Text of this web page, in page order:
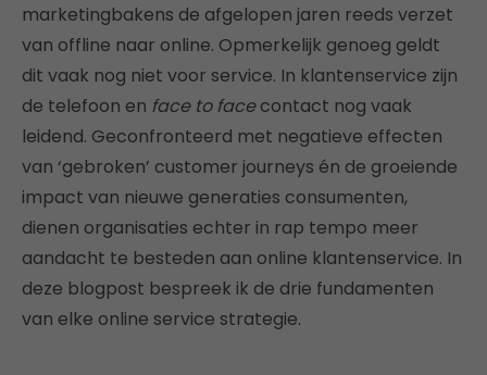
marketingbakens de afgelopen jaren reeds verzet
van offline naar online. Opmerkelijk genoeg geldt
dit vaak nog niet voor service. In klantenservice zijn
de telefoon en face to facecontact nog vaak
leidend. Geconfronteerd met negatieve effecten
van ‘gebroken’ customer journeys én de groeiende
impact van nieuwe generaties consumenten,
dienen organisaties echter in rap tempo meer
aandacht te besteden aan online klantenservice. In
deze blogpost bespreek ik de drie fundamenten
van elke online service strategie.